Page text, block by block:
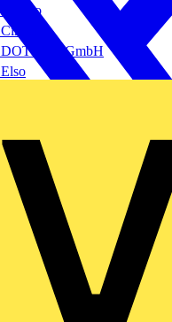
Bticino
Cimco
DOTLUX GmbH
Elso